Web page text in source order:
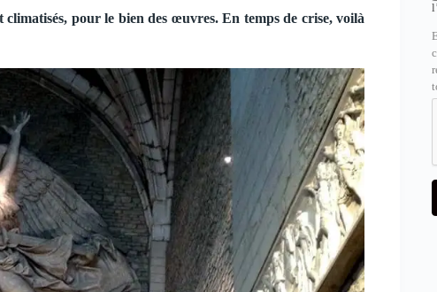
pour le bien des œuvres. En temps de crise, voilà